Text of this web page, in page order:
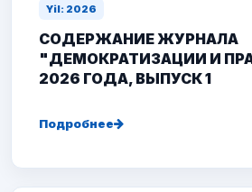
Yil: 2026
СОДЕРЖАНИЕ ЖУРНАЛА
"ДЕМОКРАТИЗАЦИИ И
2026 ГОДА, ВЫПУСК 1
Подробнее